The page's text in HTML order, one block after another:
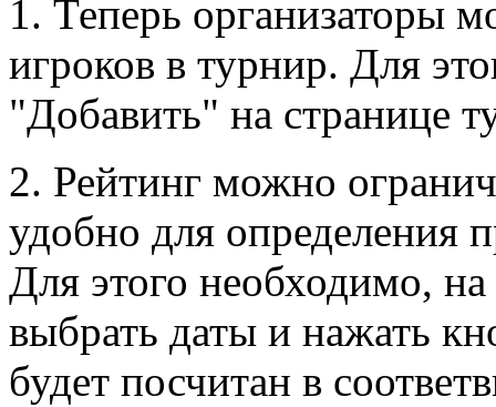
1. Теперь организаторы
игроков в турнир. Для
"Добавить" на странице
2. Рейтинг можно
удобно для определения
Для этого необходимо,
выбрать даты и нажать
будет посчитан в